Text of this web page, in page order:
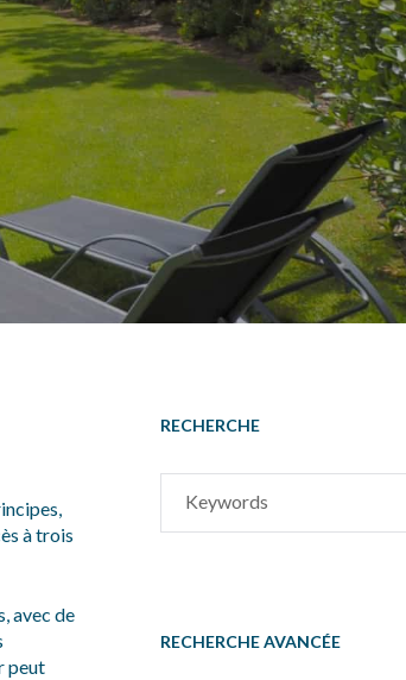
à trois
avec de
peut
RECHERCHE
for:
RECHERCHE AVANCÉE